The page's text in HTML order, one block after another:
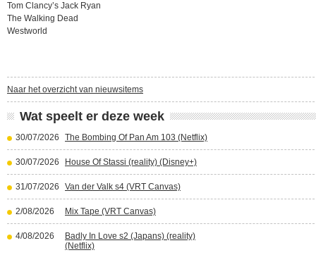
Tom Clancy’s Jack Ryan
The Walking Dead
Westworld
Naar het overzicht van nieuwsitems
Wat speelt er deze week
30/07/2026 The Bombing Of Pan Am 103 (Netflix)
30/07/2026 House Of Stassi (reality) (Disney+)
31/07/2026 Van der Valk s4 (VRT Canvas)
2/08/2026 Mix Tape (VRT Canvas)
4/08/2026
Badly In Love s2 (Japans) (reality)
(Netflix)